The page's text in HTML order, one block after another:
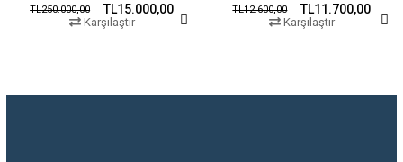
TL15.000,00
TL250.000,00
Karşılaştır
TL11.700,00
TL12.600,00
Karşılaştır